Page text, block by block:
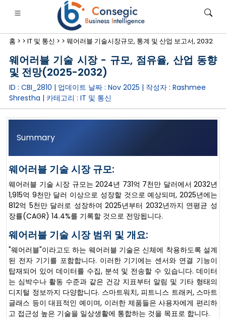
·금융·보험 • 소비재 • 에너지 및 전력
홈 > > IT 및 통신 > > 웨어러블 기술시장규모, 통계 및 산업 보고서, 2032
웨어러블 기술 시장 - 규모, 점유율, 산업 동향
및 전망(2025-2032)
ID : CBI_2810 | 업데이트 날짜 : Nov 2025 | 작성자 : Rashmee
Shrestha | 카테고리 : IT 및 통신
Summary
웨어러블 기술 시장 규모:
웨어러블 기술 시장 규모는 2024년 731억 7천만 달러에서 2032년
1,915억 9천만 달러 이상으로 성장할 것으로 예상되며, 2025년에는
812억 5천만 달러로 성장하여 2025년부터 2032년까지 연평균 성
장률(CAGR) 14.4%를 기록할 것으로 전망됩니다.
웨어러블 기술 시장 범위 및 개요:
"웨어러블"이라고도 하는 웨어러블 기술은 신체에 착용하도록 설계
된 전자 기기를 포함합니다. 이러한 기기에는 센서와 연결 기능이
탑재되어 있어 데이터를 수집, 분석 및 전송할 수 있습니다. 데이터
는 심박수나 활동 수준과 같은 건강 지표부터 알림 및 기타 형태의
디지털 정보까지 다양합니다. 스마트워치, 피트니스 트래커, 스마트
글래스 등이 대표적인 예이며, 이러한 제품들은 사용자에게 편리하
고 접근성 높은 기술을 일상생활에 통합하는 것을 목표로 합니다.